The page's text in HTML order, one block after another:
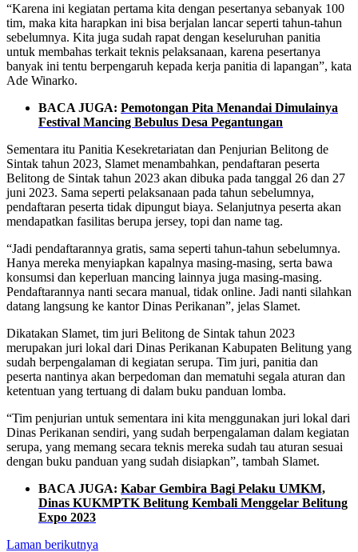
“Karena ini kegiatan pertama kita dengan pesertanya sebanyak 100
tim, maka kita harapkan ini bisa berjalan lancar seperti tahun-tahun
sebelumnya. Kita juga sudah rapat dengan keseluruhan panitia
untuk membahas terkait teknis pelaksanaan, karena pesertanya
banyak ini tentu berpengaruh kepada kerja panitia di lapangan”, kata
Ade Winarko.
BACA JUGA: Pemotongan Pita Menandai Dimulainya
Festival Mancing Bebulus Desa Pegantungan
Sementara itu Panitia Kesekretariatan dan Penjurian Belitong de
Sintak tahun 2023, Slamet menambahkan, pendaftaran peserta
Belitong de Sintak tahun 2023 akan dibuka pada tanggal 26 dan 27
juni 2023. Sama seperti pelaksanaan pada tahun sebelumnya,
pendaftaran peserta tidak dipungut biaya. Selanjutnya peserta akan
mendapatkan fasilitas berupa jersey, topi dan name tag.
“Jadi pendaftarannya gratis, sama seperti tahun-tahun sebelumnya.
Hanya mereka menyiapkan kapalnya masing-masing, serta bawa
konsumsi dan keperluan mancing lainnya juga masing-masing.
Pendaftarannya nanti secara manual, tidak online. Jadi nanti silahkan
datang langsung ke kantor Dinas Perikanan”, jelas Slamet.
Dikatakan Slamet, tim juri Belitong de Sintak tahun 2023
merupakan juri lokal dari Dinas Perikanan Kabupaten Belitung yang
sudah berpengalaman di kegiatan serupa. Tim juri, panitia dan
peserta nantinya akan berpedoman dan mematuhi segala aturan dan
ketentuan yang tertuang di dalam buku panduan lomba.
“Tim penjurian untuk sementara ini kita menggunakan juri lokal dari
Dinas Perikanan sendiri, yang sudah berpengalaman dalam kegiatan
serupa, yang memang secara teknis mereka sudah tau aturan sesuai
dengan buku panduan yang sudah disiapkan”, tambah Slamet.
BACA JUGA: Kabar Gembira Bagi Pelaku UMKM,
Dinas KUKMPTK Belitung Kembali Menggelar Belitung
Expo 2023
Laman berikutnya